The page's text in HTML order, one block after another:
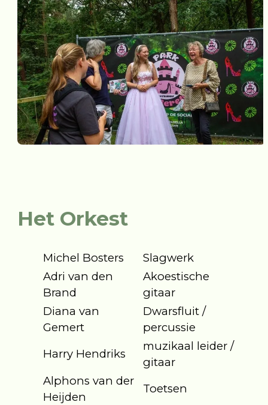
Het Orkest
Michel Bosters
Slagwerk
Adri van den
Brand
Akoestische
gitaar
Diana van
Gemert
Dwarsfluit /
percussie
Harry Hendriks
muzikaal leider /
gitaar
Alphons van der
Heijden
Toetsen